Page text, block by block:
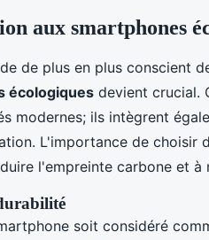
aux smartphones
de plus en plus conscient
écologiques devient crucial.
modernes; ils intègrent
L'importance de choisir
l'empreinte carbone et à
soit considéré